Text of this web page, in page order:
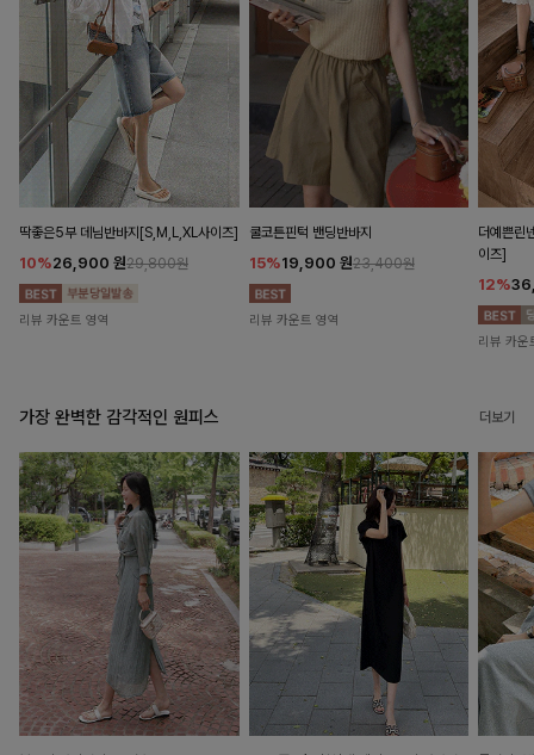
딱좋은5부 데님반바지[S,M,L,XL사이즈]
10%26,900 원29,800원
리뷰 카운트 영역
쿨코튼핀턱 밴딩반바지
15%19,900 원23,400원
리뷰 카운트 영역
더예쁜린
이즈]
12%
리뷰 카운
가장 완벽한 감각적인 원피스 더보기